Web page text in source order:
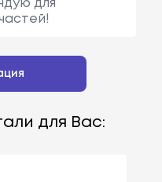
для
для Вас: